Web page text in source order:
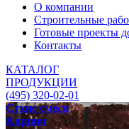
О компании
Строительные
Готовые проекты
Контакты
КАТАЛОГ
ПРОДУКЦИИ
(495) 320-02-01
Сухие смеси
Кирпич